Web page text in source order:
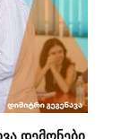
დემონები